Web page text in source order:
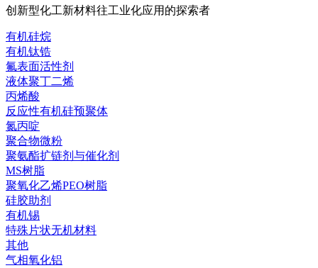
创新型化工新材料往工业化应用的探索者
有机硅烷
有机钛锆
氟表面活性剂
液体聚丁二烯
丙烯酸
反应性有机硅预聚体
氮丙啶
聚合物微粉
聚氨酯扩链剂与催化剂
MS树脂
聚氧化乙烯PEO树脂
硅胶助剂
有机锡
特殊片状无机材料
其他
气相氧化铝